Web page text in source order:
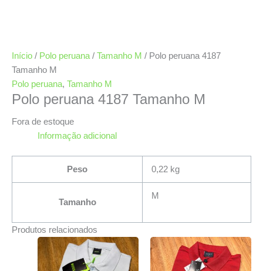
Início / Polo peruana / Tamanho M / Polo peruana 4187
Tamanho M
Polo peruana, Tamanho M
Polo peruana 4187 Tamanho M
Fora de estoque
Informação adicional
Peso 0,22 kg
Tamanho
M
Produtos relacionados